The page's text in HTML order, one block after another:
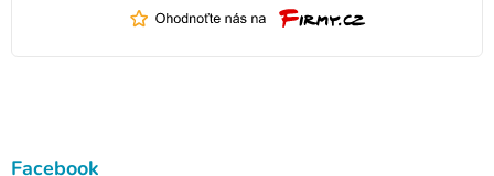
Facebook